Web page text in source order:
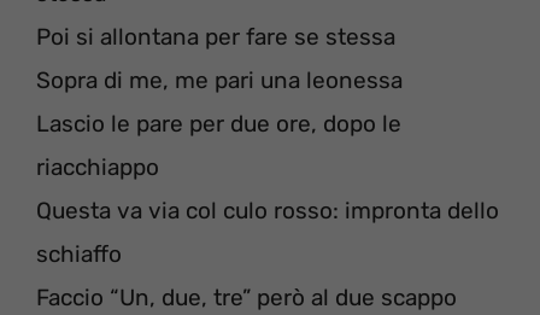
Poi si allontana per fare se stessa
Sopra di me, me pari una leonessa
Lascio le pare per due ore, dopo le
riacchiappo
Questa va via col culo rosso: impronta dello
schiaffo
Faccio “Un, due, tre” però al due scappo